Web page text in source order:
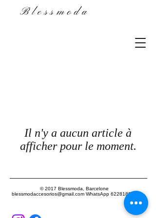
Blessmoda
Il n'y a aucun article à
afficher pour le moment.
© 2017 Blessmoda, Barcelone
blessmodaccesorios@gmail.comWhatsApp 622818859